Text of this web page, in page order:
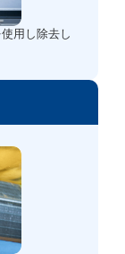
用し除去し